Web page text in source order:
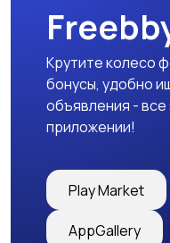
Образование и
закупки
Крутите колесо
бонусы, удобно
объявления -
приложении!
Play Market
AppGallery